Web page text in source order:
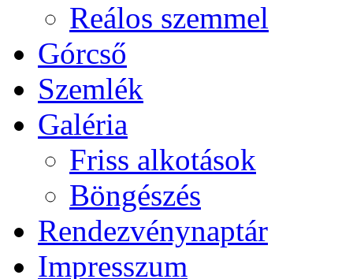
Reálos szemmel
Górcső
Szemlék
Galéria
Friss alkotások
Böngészés
Rendezvénynaptár
Impresszum